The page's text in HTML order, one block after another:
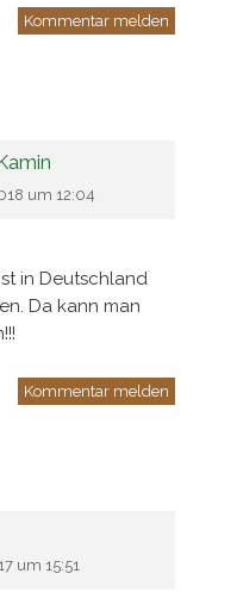
Kommentar melden
um 12:04
in Deutschland
Da kann man
Kommentar melden
um 15:51